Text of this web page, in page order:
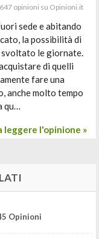
opinioni su Opinioni.it
sede e abitando
la possibilità di
svoltato le giornate.
di quelli
fare una
anche molto tempo
qu…
leggere l'opinione »
Opinioni